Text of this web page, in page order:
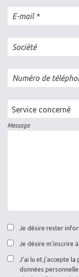
E-mail
Société
Numéro de
Cellule
concernée
Message
Je désire rester
Je désire m'inscrire
J’ai lu et j’accepte
données